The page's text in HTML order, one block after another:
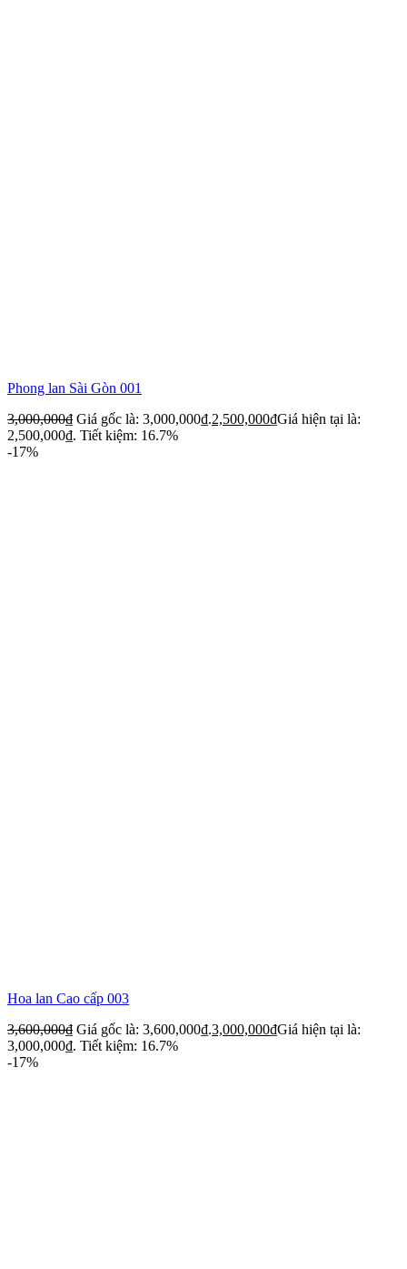
Phong lan Sài Gòn 001
3,000,000₫ Giá gốc là: 3,000,000₫.2,500,000₫Giá hiện tại là:
2,500,000₫. Tiết kiệm: 16.7%
-17%
Hoa lan Cao cấp 003
3,600,000₫ Giá gốc là: 3,600,000₫.3,000,000₫Giá hiện tại là:
3,000,000₫. Tiết kiệm: 16.7%
-17%